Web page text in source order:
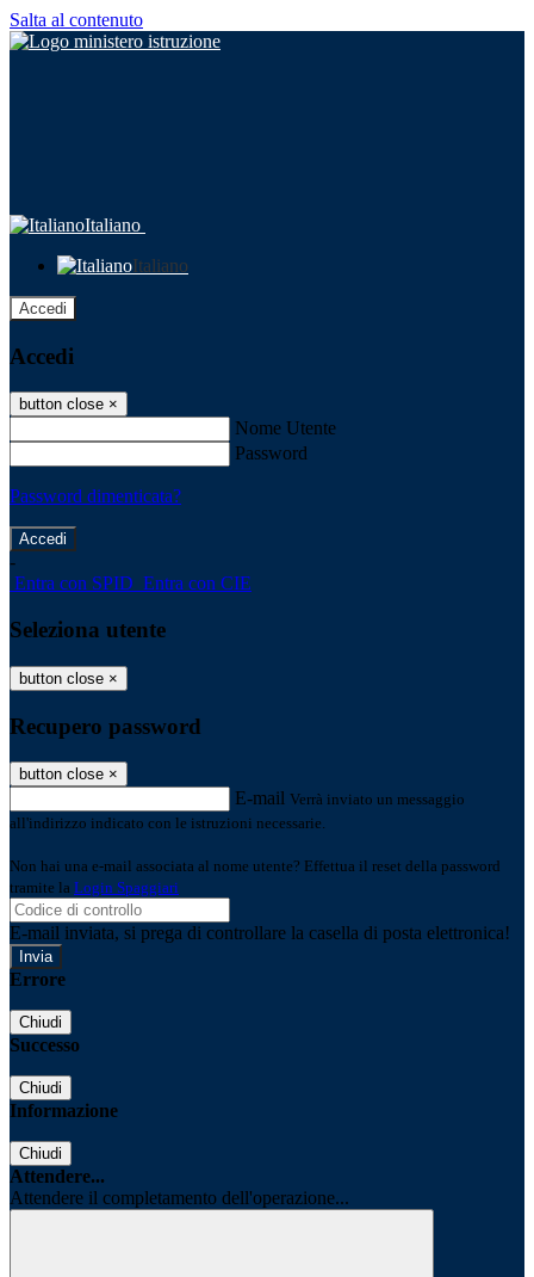
Salta al contenuto
Italiano
Italiano
Accedi
Accedi
button close ×
Nome Utente
Password
Password dimenticata?
-
Entra con SPID Entra con CIE
Seleziona utente
button close ×
Recupero password
button close ×
E-mail Verrà inviato un messaggio
all'indirizzo indicato con le istruzioni necessarie.
Non hai una e-mail associata al nome utente? Effettua il reset della password
tramite la Login Spaggiari
E-mail inviata, si prega di controllare la casella di posta elettronica!
Errore
Chiudi
Successo
Chiudi
Informazione
Chiudi
Attendere...
Attendere il completamento dell'operazione...